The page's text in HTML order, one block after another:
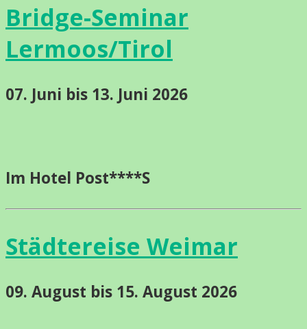
Bridge-Seminar
Lermoos/Tirol
07. Juni bis 13. Juni 2026
Im Hotel Post****S
Städtereise Weimar
09. August bis 15. August 2026